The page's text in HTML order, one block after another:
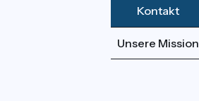
Kontakt
Unsere Mission